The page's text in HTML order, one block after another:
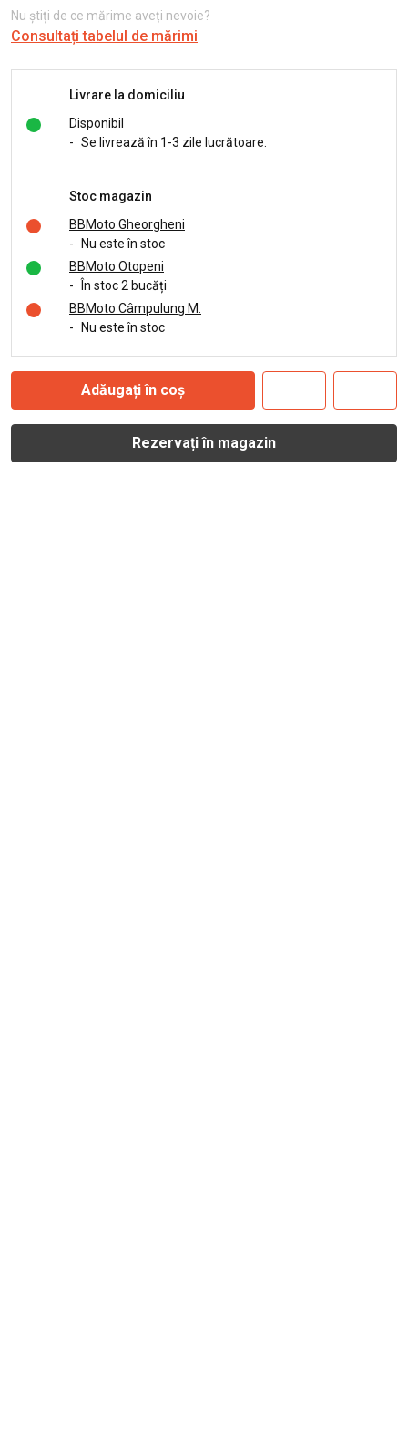
Nu știți de ce mărime aveți nevoie?
Consultați tabelul de mărimi
Livrare la domiciliu
Disponibil
- Se livrează în 1-3 zile lucrătoare.
Stoc magazin
BBMoto Gheorgheni
-
Nu este în stoc
BBMoto Otopeni
-
În stoc 2 bucăți
BBMoto Câmpulung M.
-
Nu este în stoc
Adăugați în coș
Rezervați în magazin